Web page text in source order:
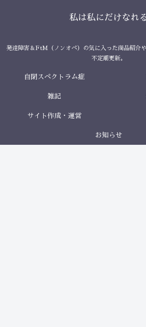
私は私にだけなれ
発達障害＆FtM（ノンオペ）の気に入った商品紹介
不定期更新。
自閉スペクトラム症
雑記
サイト作成・運営
お知らせ